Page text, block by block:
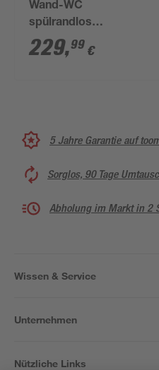
Wand-WC
spülrandlos
'Architectura'
inklusive WC-Sitz
229,99 €
5 Jahre Garantie auf
Sorglos, 90 Tage
Abholung im Markt in 2
Wissen & Service
Unternehmen
Nützliche Links